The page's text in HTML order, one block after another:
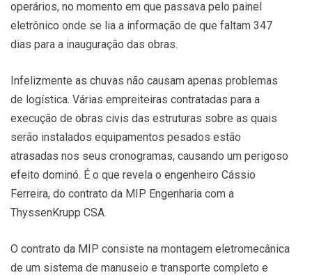
operários, no momento em que passava pelo painel
eletrônico onde se lia a informação de que faltam 347
dias para a inauguração das obras.
Infelizmente as chuvas não causam apenas problemas
de logística. Várias empreiteiras contratadas para a
execução de obras civis das estruturas sobre as quais
serão instalados equipamentos pesados estão
atrasadas nos seus cronogramas, causando um perigoso
efeito dominó. É o que revela o engenheiro Cássio
Ferreira, do contrato da MIP Engenharia com a
ThyssenKrupp CSA.
O contrato da MIP consiste na montagem eletromecânica
de um sistema de manuseio e transporte completo e